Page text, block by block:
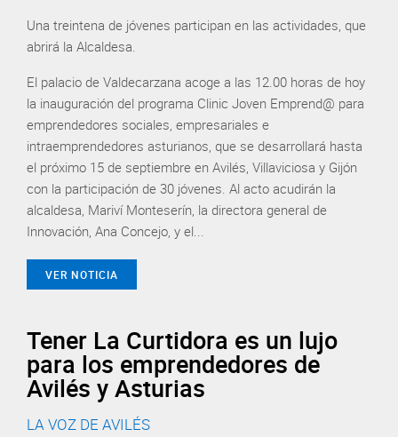
Una treintena de jóvenes participan en las actividades, que
abrirá la Alcaldesa.
El palacio de Valdecarzana acoge a las 12.00 horas de hoy
la inauguración del programa Clinic Joven Emprend@ para
emprendedores sociales, empresariales e
intraemprendedores asturianos, que se desarrollará hasta
el próximo 15 de septiembre en Avilés, Villaviciosa y Gijón
con la participación de 30 jóvenes. Al acto acudirán la
alcaldesa, Mariví Monteserín, la directora general de
Innovación, Ana Concejo, y el...
VER NOTICIA
Tener La Curtidora es un lujo
para los emprendedores de
Avilés y Asturias
LA VOZ DE AVILÉS